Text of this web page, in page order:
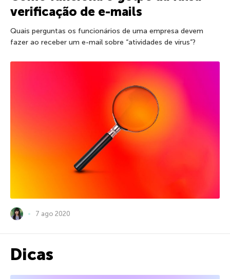
verificação de e-mails
Quais perguntas os funcionários de uma empresa devem
fazer ao receber um e-mail sobre “atividades de vírus”?
7 ago 2020
Dicas